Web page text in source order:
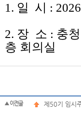
1. 일 시 :
2. 장 소 : 충
층 회의실
▲ 이전글 제50기 임시